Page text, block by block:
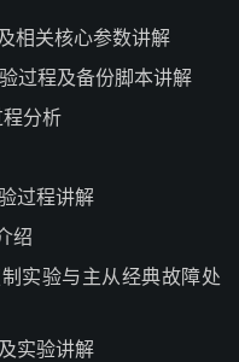
相关核心参数讲解
过程及备份脚本讲解
分析
过程讲解
绍
实验与主从经典故障处
实验讲解